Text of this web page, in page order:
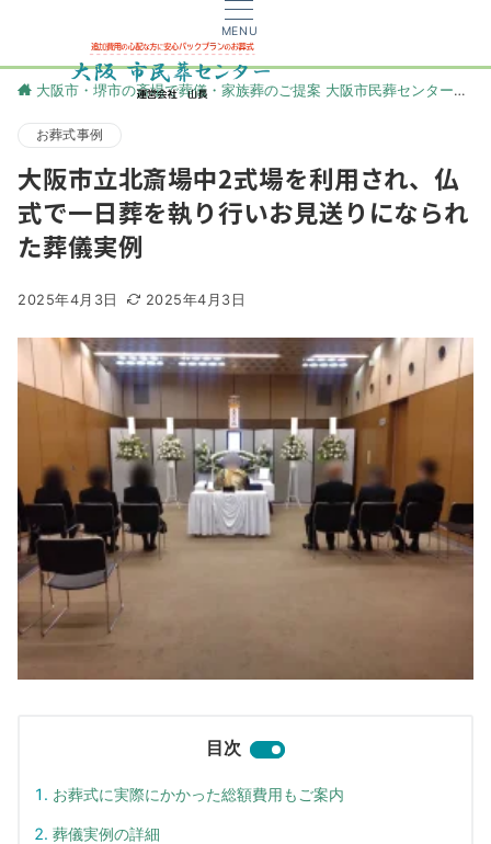
MENU
大阪市・堺市の斎場で葬儀・家族葬のご提案 大阪市民葬センター
お葬式事例
大阪市立北斎場中2式場を利用され、仏
式で一日葬を執り行いお見送りになられ
た葬儀実例
2025年4月3日 2025年4月3日
目次
お葬式に実際にかかった総額費用もご案内
葬儀実例の詳細